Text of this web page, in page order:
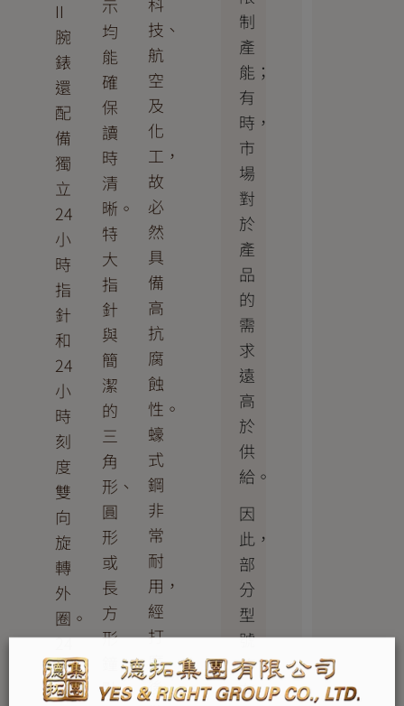
II
腕
錶
還
配
備
獨
立
24
小
時
指
針
和
24
小
時
刻
度
雙
向
旋
轉
外
圈。
24
小
時
示
均
能
確
保
讀
時
清
晰。
特
大
指
針
與
簡
潔
的
三
角
形、
圓
形
或
長
方
形
點
技、
航
空
及
化
工，
故
必
然
具
備
高
抗
腐
蝕
性。
蠔
式
鋼
非
常
耐
用，
經
打
磨
後
制
產
能；
有
時，
市
場
對
於
產
品
的
需
求
遠
高
於
供
給。
因
此，
部
分
型
號
的
存